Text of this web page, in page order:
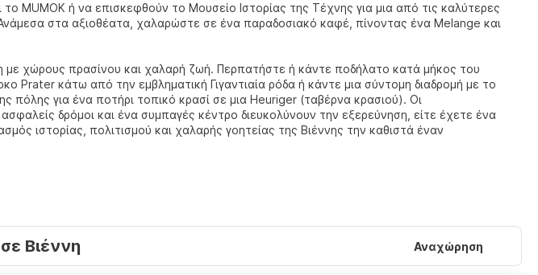
MUMOK ή να επισκεφθούν το Μουσείο Ιστορίας της Τέχνης για μια από τις καλύτερες
στα αξιοθέατα, χαλαρώστε σε ένα παραδοσιακό καφέ, πίνοντας ένα Melange και
με χώρους πρασίνου και χαλαρή ζωή. Περπατήστε ή κάντε ποδήλατο κατά μήκος του
Prater κάτω από την εμβληματική Γιγαντιαία ρόδα ή κάντε μια σύντομη διαδρομή με το
πόλης για ένα ποτήρι τοπικό κρασί σε μια Heuriger (ταβέρνα κρασιού). Οι
δρόμοι και ένα συμπαγές κέντρο διευκολύνουν την εξερεύνηση, είτε έχετε ένα
ιστορίας, πολιτισμού και χαλαρής γοητείας της Βιέννης την καθιστά έναν
Βιέννη Αναχώρηση